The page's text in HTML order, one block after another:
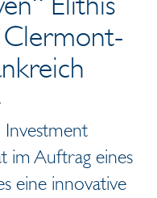
Investment
im Auftrag eines
eine innovative